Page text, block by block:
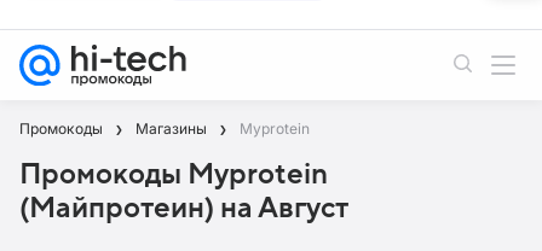
Промокоды Магазины Myprotein
Промокоды Myprotein
(Майпротеин) на Август